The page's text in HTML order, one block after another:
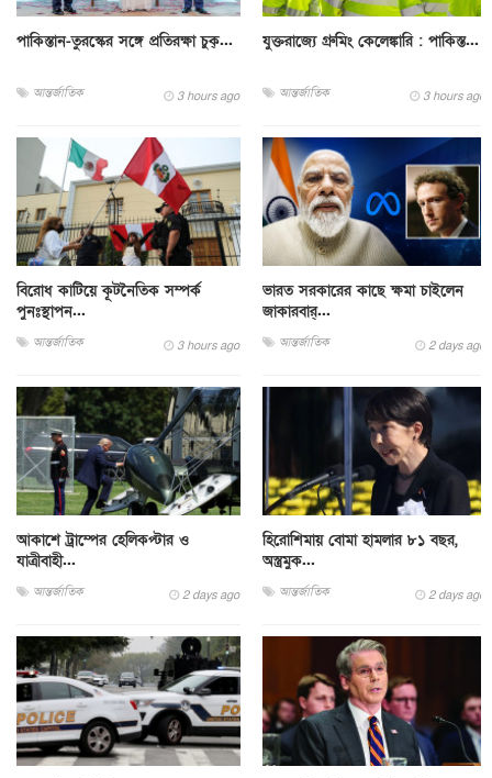
পাকিস্তান-তুরস্কের সঙ্গে প্রতিরক্ষা চুক্...
আন্তর্জাতিক 3 hours ago
যুক্তরাজ্যে গ্রুমিং কেলেঙ্কারি : পাকিস্ত...
আন্তর্জাতিক 3 hours ago
বিরোধ কাটিয়ে কূটনৈতিক সম্পর্ক
পুনঃস্থাপন...
আন্তর্জাতিক 3 hours ago
ভারত সরকারের কাছে ক্ষমা চাইলেন
জাকারবার্...
আন্তর্জাতিক 2 days ago
আকাশে ট্রাম্পের হেলিকপ্টার ও
যাত্রীবাহী...
আন্তর্জাতিক 2 days ago
হিরোশিমায় বোমা হামলার ৮১ বছর,
অস্ত্রমুক...
আন্তর্জাতিক 2 days ago